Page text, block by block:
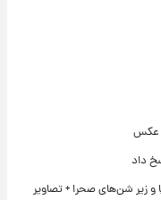
عکس
زیر شن‌های صحرا + تصاویر